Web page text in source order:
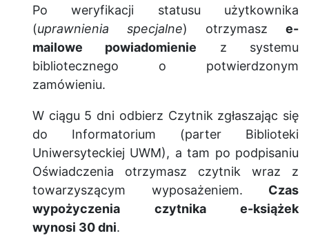
Po weryfikacji statusu użytkownika
(uprawnienia specjalne) otrzymasz e-
mailowe powiadomienie z systemu
bibliotecznego o potwierdzonym
zamówieniu.
W ciągu 5 dni odbierz Czytnik zgłaszając się
do Informatorium (parter Biblioteki
Uniwersyteckiej UWM), a tam po podpisaniu
Oświadczenia otrzymasz czytnik wraz z
towarzyszącym wyposażeniem. Czas
wypożyczenia czytnika e-książek
wynosi 30 dni.